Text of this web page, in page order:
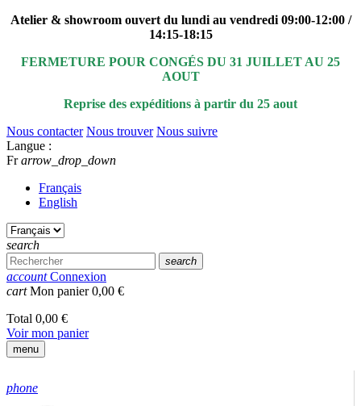
Atelier & showroom ouvert du lundi au vendredi 09:00-12:00 /
14:15-18:15
FERMETURE POUR CONGÉS DU 31 JUILLET AU 25
AOUT
Reprise des expéditions à partir du 25 aout
Nous contacter Nous trouver Nous suivre
Langue :
Fr arrow_drop_down
Français
English
search
search
account Connexion
cart Mon panier0,00 €
Total 0,00 €
Voir mon panier
menu
phone